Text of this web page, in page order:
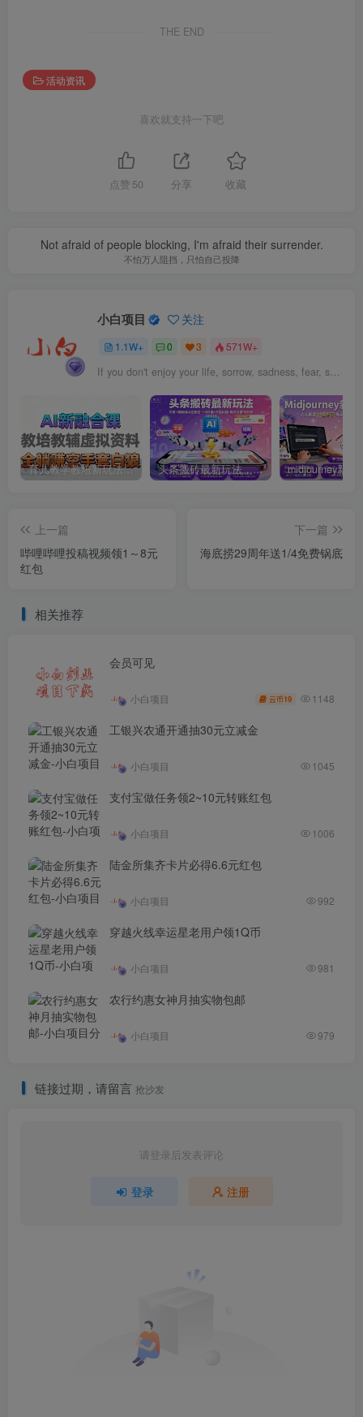
THE END
活动资讯
喜欢就支持一下吧
点赞 50 分享 收藏
Not afraid of people blocking, I'm afraid their surrender.
不怕万人阻挡，只怕自己投降
小白项目 关注
1.1W+ 0 3 571W+
If you don't enjoy your life, sorrow, sadness, fear, shame and guilt will.
育儿教学教培新玩法，AI生成教学视频，市场大，操作简单，变现天花板非常高 头条搬砖最新玩法，文章+视频用AI全搞定，一天5张+不是问题，每天只需10分钟
上一篇
哔哩哔哩投稿视频领1～8元
红包
下一篇
海底捞29周年送1/4免费锅底
相关推荐
会员可见
小白项目 云币19 1148
工银兴农通开通抽30元立减金
小白项目 1045
支付宝做任务领2~10元转账红包
小白项目 1006
陆金所集齐卡片必得6.6元红包
小白项目 992
穿越火线幸运星老用户领1Q币
小白项目 981
农行约惠女神月抽实物包邮
小白项目 979
链接过期，请留言 抢沙发
请登录后发表评论
登录 注册